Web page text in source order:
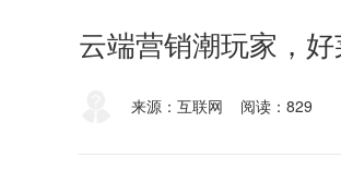
云端营销潮玩家，
来源：互联网 阅读：829